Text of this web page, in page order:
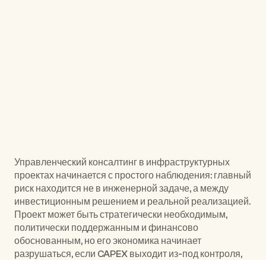
Управленческий консалтинг в инфраструктурных
проектах начинается с простого наблюдения: главный
риск находится не в инженерной задаче, а между
инвестиционным решением и реальной реализацией.
Проект может быть стратегически необходимым,
политически поддержанным и финансово
обоснованным, но его экономика начинает
разрушаться, если CAPEX выходит из-под контроля,